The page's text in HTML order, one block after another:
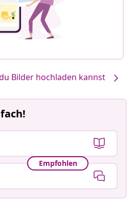
Bilder hochladen kannst
Empfohlen